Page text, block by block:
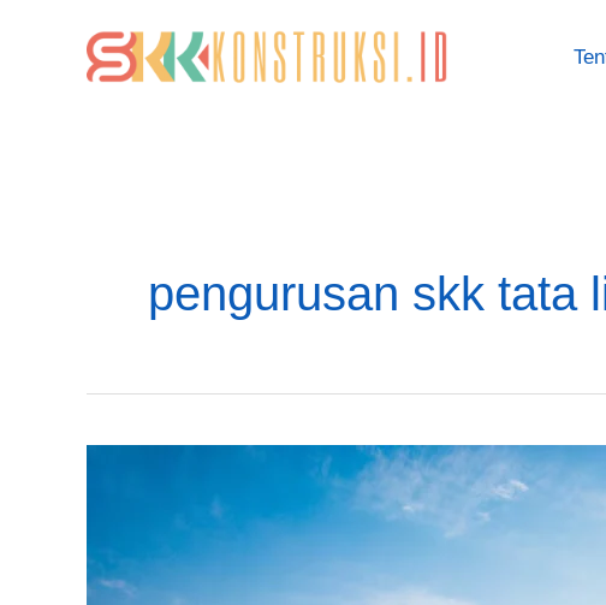
pengurusan skk tata
Konstruksi